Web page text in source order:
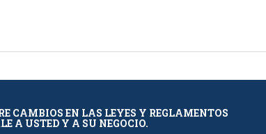
CAMBIOS EN LAS LEYES Y REGLAMENTOS
A USTED Y A SU NEGOCIO.